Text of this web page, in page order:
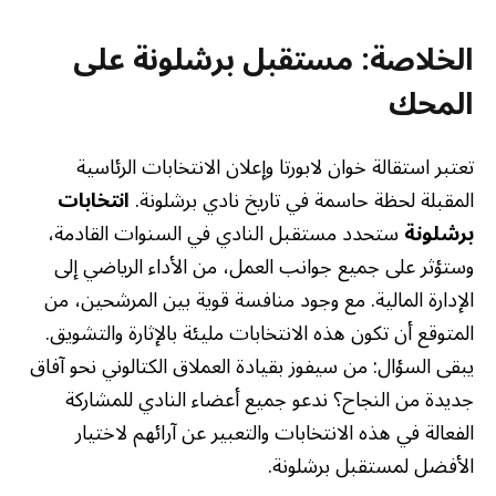
الخلاصة: مستقبل برشلونة على
المحك
تعتبر استقالة خوان لابورتا وإعلان الانتخابات الرئاسية
المقبلة لحظة حاسمة في تاريخ نادي برشلونة.انتخابات
برشلونةستحدد مستقبل النادي في السنوات القادمة،
وستؤثر على جميع جوانب العمل، من الأداء الرياضي إلى
الإدارة المالية. مع وجود منافسة قوية بين المرشحين، من
المتوقع أن تكون هذه الانتخابات مليئة بالإثارة والتشويق.
يبقى السؤال: من سيفوز بقيادة العملاق الكتالوني نحو آفاق
جديدة من النجاح؟ ندعو جميع أعضاء النادي للمشاركة
الفعالة في هذه الانتخابات والتعبير عن آرائهم لاختيار
الأفضل لمستقبل برشلونة.